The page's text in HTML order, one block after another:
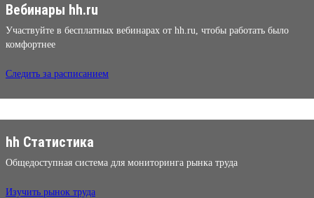
Вебинары hh.ru
Участвуйте в бесплатных вебинарах от hh.ru, чтобы работать было
комфортнее
Следить за расписанием
hh Статистика
Общедоступная система для мониторинга рынка труда
Изучить рынок труда